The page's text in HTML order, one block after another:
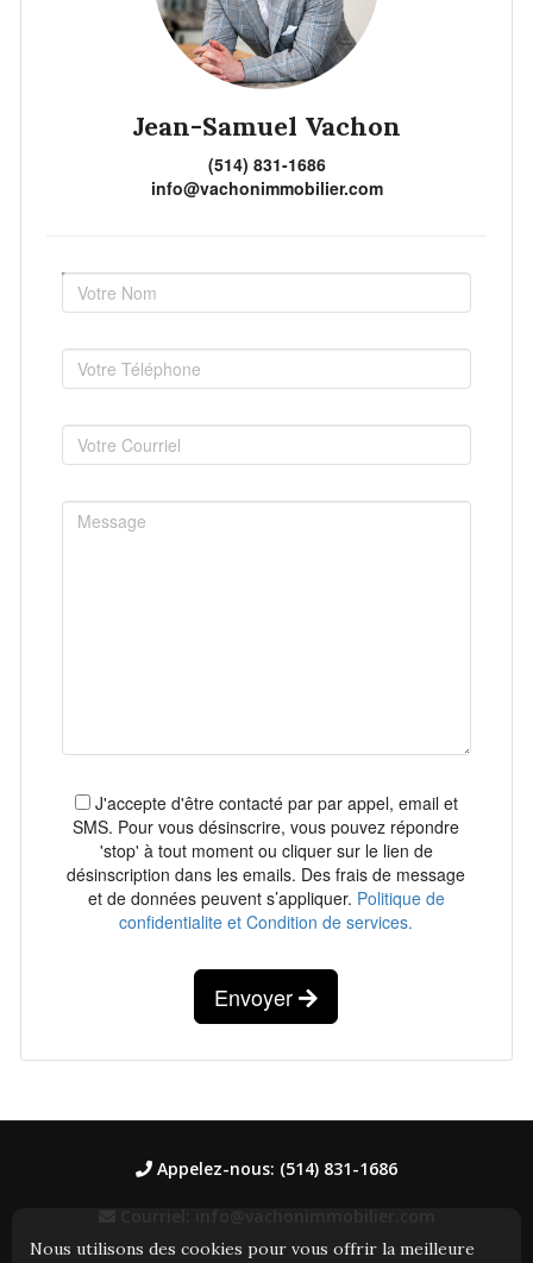
Jean-Samuel Vachon
(514) 831-1686
info@vachonimmobilier.com
J'accepte d'être contacté par par appel, email et
SMS. Pour vous désinscrire, vous pouvez répondre
'stop' à tout moment ou cliquer sur le lien de
désinscription dans les emails. Des frais de message
et de données peuvent s’appliquer. Politique de
confidentialite et Condition de services.
Envoyer
Nous utilisons des cookies pour vous offrir la meilleure
Appelez-nous: (514) 831-1686
Courriel: info@vachonimmobilier.com